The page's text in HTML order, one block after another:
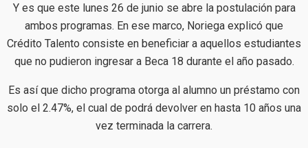
Y es que este lunes 26 de junio se abre la postulación para
ambos programas. En ese marco, Noriega explicó que
Crédito Talento consiste en beneficiar a aquellos estudiantes
que no pudieron ingresar a Beca 18 durante el año pasado.
Es así que dicho programa otorga al alumno un préstamo con
solo el 2.47%, el cual de podrá devolver en hasta 10 años una
vez terminada la carrera.